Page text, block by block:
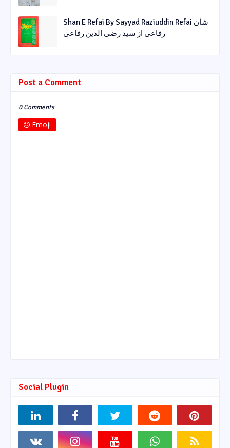
Shan E Refai By Sayyad Raziuddin Refai شان
رفاعی از سید رضی الدین رفاعی
Post a Comment
0 Comments
Emoji
Social Plugin